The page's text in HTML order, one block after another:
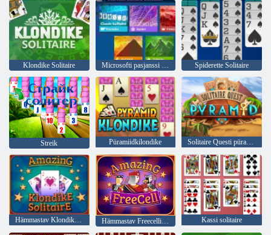
Klondike Solitaire Microsofti pasjanssi kollektsioon Spiderette Solitaire
Streik Püramiidkilondike Solitaire Questi püramiid
Hämmastav Klondike Solitaire Hämmastav Freecelli pasjansina Kassi solitaire